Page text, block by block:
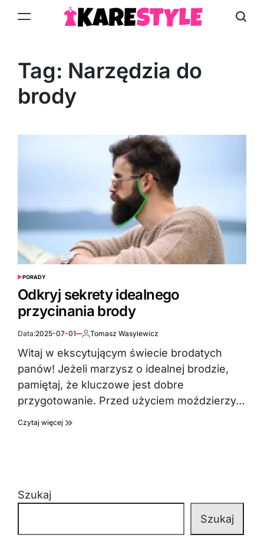
Tag: Narzędzia do
brody
POSTED
IN
PORADY
Odkryj sekrety idealnego
przycinania brody
Data:2025-07-01 Autor:
Tomasz Wasylewicz
Witaj w ekscytującym świecie brodatych
panów! Jeżeli marzysz o idealnej brodzie,
pamiętaj, że kluczowe jest dobre
przygotowanie. Przed użyciem moździerzy…
Czytaj więcej
Szukaj
Szukaj